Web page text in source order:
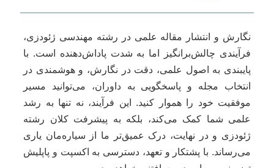
نگارش و انتشار مقاله علمی در رشته مهندسی ژئودزی،
فرآیندی چالش‌برانگیز اما به شدت پاداش‌دهنده است. با
پایبندی به اصول علمی، دقت در نگارش، و هوشمندی در
انتخاب مجله و پاسخگویی به داوران، می‌توانید مسیر
موفقیت خود را هموار کنید. این فرآیند، نه تنها به رشد
علمی شما کمک می‌کند، بلکه به پیشرفت کلان رشته
ژئودزی و در نهایت، درک عمیق‌تر ما از سیاره‌مان یاری
می‌رساند. با پشتکار و تعهد، دسترسی به اکسپت و پاپلیش